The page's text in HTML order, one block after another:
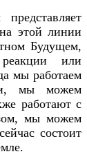
этой линии
Будущем,
или
мы работаем
мы можем
работают с
мы можем
состоит